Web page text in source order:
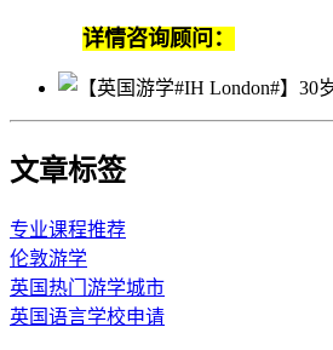
详情咨询顾问：
文章标签
专业课程推荐
伦敦游学
英国热门游学城市
英国语言学校申请